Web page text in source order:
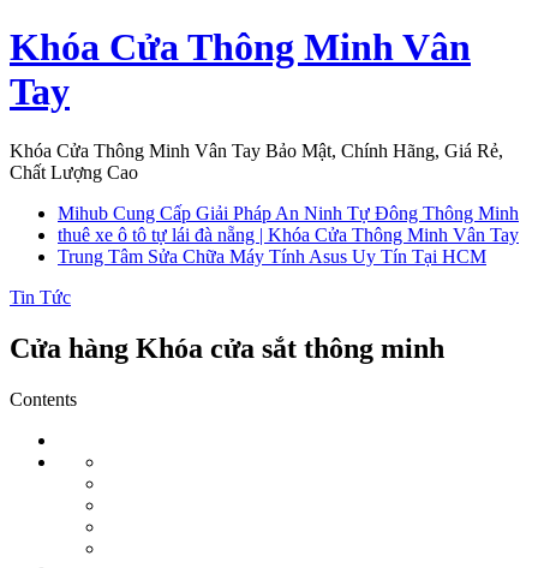
Skip
to
content
Khóa Cửa Thông Minh Vân
Tay
Khóa Cửa Thông Minh Vân Tay Bảo Mật, Chính Hãng, Giá Rẻ,
Chất Lượng Cao
Mihub Cung Cấp Giải Pháp An Ninh Tự Đông Thông Minh
thuê xe ô tô tự lái đà nẵng | Khóa Cửa Thông Minh Vân Tay
Trung Tâm Sửa Chữa Máy Tính Asus Uy Tín Tại HCM
Tin Tức
Cửa hàng Khóa cửa sắt thông minh
Contents